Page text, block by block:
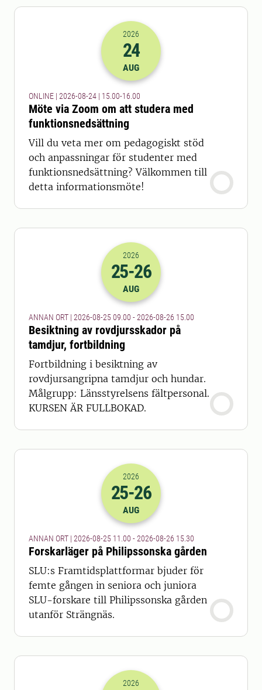
2026-24-08 13:00
2026
24
AUG
ONLINE | 2026-08-24 | 15.00-16.00
Möte via Zoom om att studera med
funktionsnedsättning
Vill du veta mer om pedagogiskt stöd
och anpassningar för studenter med
funktionsnedsättning? Välkommen till
detta informationsmöte!
2026-25-08 07:00
2026
25-26
AUG
ANNAN ORT | 2026-08-25 09.00 - 2026-08-26 15.00
Besiktning av rovdjursskador på
tamdjur, fortbildning
Fortbildning i besiktning av
rovdjursangripna tamdjur och hundar.
Målgrupp: Länsstyrelsens fältpersonal.
KURSEN ÄR FULLBOKAD.
2026-25-08 09:00
2026
25-26
AUG
ANNAN ORT | 2026-08-25 11.00 - 2026-08-26 15.30
Forskarläger på Philipssonska gården
SLU:s Framtidsplattformar bjuder för
femte gången in seniora och juniora
SLU-forskare till Philipssonska gården
utanför Strängnäs.
2026